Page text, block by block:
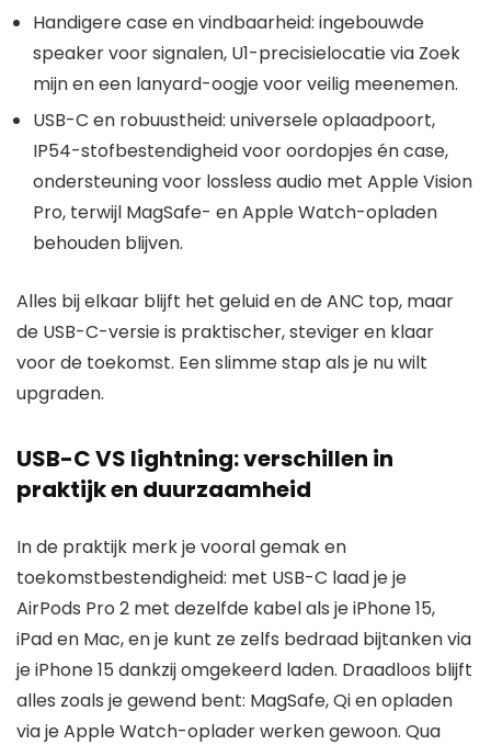
Handigere case en vindbaarheid: ingebouwde
speaker voor signalen, U1-precisielocatie via Zoek
mijn en een lanyard-oogje voor veilig meenemen.
USB-C en robuustheid: universele oplaadpoort,
IP54-stofbestendigheid voor oordopjes én case,
ondersteuning voor lossless audio met Apple Vision
Pro, terwijl MagSafe- en Apple Watch-opladen
behouden blijven.
Alles bij elkaar blijft het geluid en de ANC top, maar
de USB-C-versie is praktischer, steviger en klaar
voor de toekomst. Een slimme stap als je nu wilt
upgraden.
USB-C VS lightning: verschillen in
praktijk en duurzaamheid
In de praktijk merk je vooral gemak en
toekomstbestendigheid: met USB-C laad je je
AirPods Pro 2 met dezelfde kabel als je iPhone 15,
iPad en Mac, en je kunt ze zelfs bedraad bijtanken via
je iPhone 15 dankzij omgekeerd laden. Draadloos blijft
alles zoals je gewend bent: MagSafe, Qi en opladen
via je Apple Watch-oplader werken gewoon. Qua